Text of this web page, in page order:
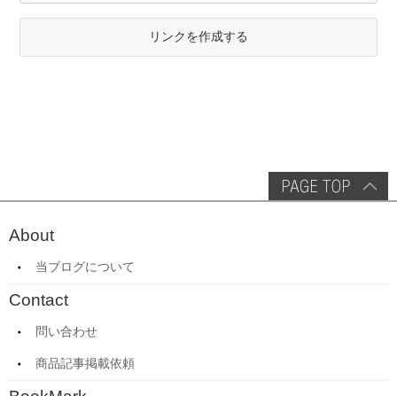
リンクを作成する
About
当ブログについて
Contact
問い合わせ
商品記事掲載依頼